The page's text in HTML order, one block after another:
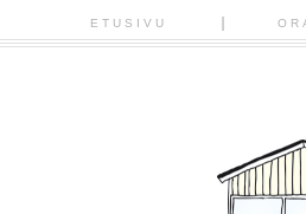
ETUSIVU